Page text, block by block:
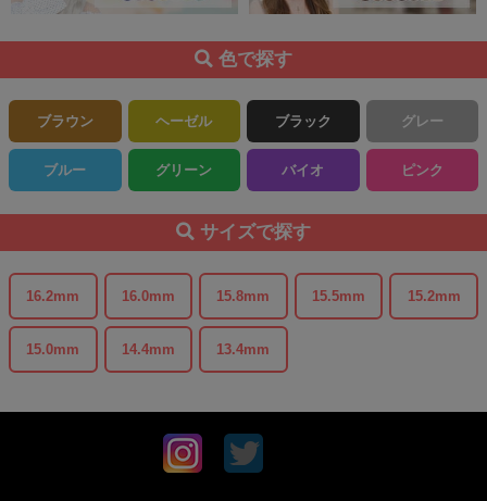
色で探す
ブラウン ヘーゼル ブラック グレー
ブルー グリーン バイオ ピンク
サイズで探す
16.2mm 16.0mm 15.8mm 15.5mm 15.2mm
15.0mm 14.4mm 13.4mm